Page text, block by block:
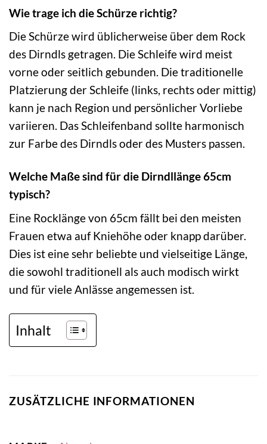
Wie trage ich die Schürze richtig?
Die Schürze wird üblicherweise über dem Rock
des Dirndls getragen. Die Schleife wird meist
vorne oder seitlich gebunden. Die traditionelle
Platzierung der Schleife (links, rechts oder mittig)
kann je nach Region und persönlicher Vorliebe
variieren. Das Schleifenband sollte harmonisch
zur Farbe des Dirndls oder des Musters passen.
Welche Maße sind für die Dirndllänge 65cm
typisch?
Eine Rocklänge von 65cm fällt bei den meisten
Frauen etwa auf Kniehöhe oder knapp darüber.
Dies ist eine sehr beliebte und vielseitige Länge,
die sowohl traditionell als auch modisch wirkt
und für viele Anlässe angemessen ist.
Inhalt
ZUSÄTZLICHE INFORMATIONEN